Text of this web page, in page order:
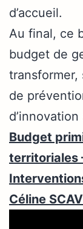
d’accueil.
Au final, ce
budget de
transformer,
de
Budget
territoriales
Céline